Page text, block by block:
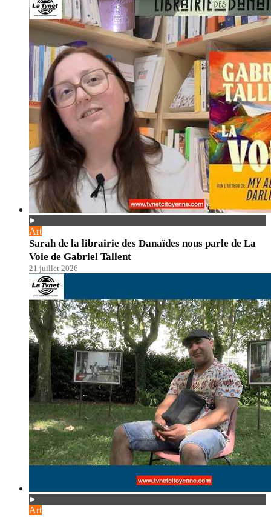
Art
Sarah de la librairie des Danaïdes nous parle de La
Voie de Gabriel Tallent
21 juillet 2026
Art